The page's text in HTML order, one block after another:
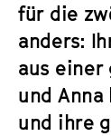
für die
anders:
aus einer
und
und ihre